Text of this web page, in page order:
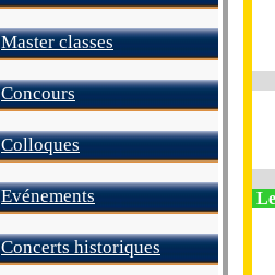
Master classes
Concours
Colloques
Evénements
Concerts historiques